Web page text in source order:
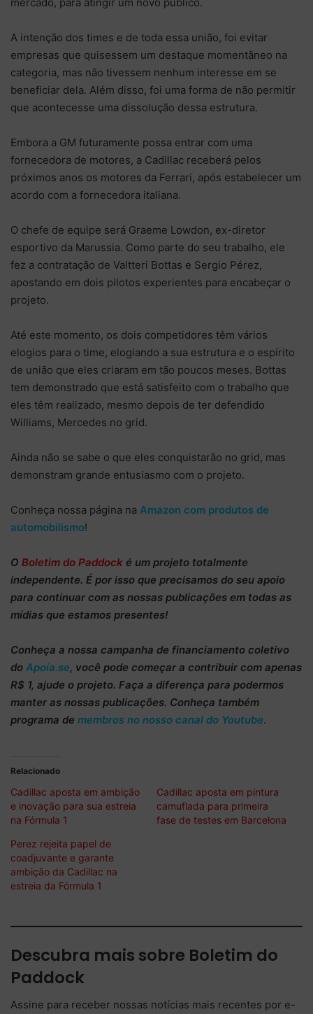
A intenção dos times e de toda essa união, foi evitar
empresas que quisessem um destaque momentâneo na
categoria, mas não tivessem nenhum interesse em se
beneficiar dela. Além disso, foi uma forma de não permitir
que acontecesse uma dissolução dessa estrutura.
Embora a GM futuramente possa entrar com uma
fornecedora de motores, a Cadillac receberá pelos
próximos anos os motores da Ferrari, após estabelecer um
acordo com a fornecedora italiana.
O chefe de equipe será Graeme Lowdon, ex-diretor
esportivo da Marussia. Como parte do seu trabalho, ele
fez a contratação de Valtteri Bottas e Sergio Pérez,
apostando em dois pilotos experientes para encabeçar o
projeto.
Até este momento, os dois competidores têm vários
elogios para o time, elogiando a sua estrutura e o espírito
de união que eles criaram em tão poucos meses. Bottas
tem demonstrado que está satisfeito com o trabalho que
eles têm realizado, mesmo depois de ter defendido
Williams, Mercedes no grid.
Ainda não se sabe o que eles conquistarão no grid, mas
demonstram grande entusiasmo com o projeto.
Conheça nossa página na Amazon com produtos de
automobilismo!
O Boletim do Paddock é um projeto totalmente
independente. É por isso que precisamos do seu apoio
para continuar com as nossas publicações em todas as
mídias que estamos presentes!
Conheça a nossa campanha de financiamento coletivo
do Apoia.se, você pode começar a contribuir com apenas
R$ 1, ajude o projeto. Faça a diferença para podermos
manter as nossas publicações. Conheça também
programa de membros no nosso canal do Youtube.
Relacionado
Cadillac aposta em ambição
e inovação para sua estreia
na Fórmula 1
Cadillac aposta em pintura
camuflada para primeira
fase de testes em Barcelona
Perez rejeita papel de
coadjuvante e garante
ambição da Cadillac na
estreia da Fórmula 1
Descubra mais sobre Boletim do
Paddock
Assine para receber nossas notícias mais recentes por e-